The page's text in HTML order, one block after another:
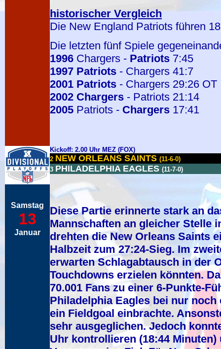
historischer Vergleich
Die New England Patriots führen
Die letzten fünf Spiele
1996 Chargers - Patriots 7:45
1997 Patriots - Chargers 41:7
2001 Patriots - Chargers 29:26 OT
2002 Chargers - Patriots 21:14
2005 Patriots - Chargers 17:41
Samstag
13
Januar
Kickoff: 2.00 Uhr MEZ (FOX)
2 NEW ORLEANS SAINTS (11-6-0)
3 PHILADELPHIA EAGLES (11-7-0)
Diese Partie erinnerte stark an
Mannschaften an gleicher Stelle
drehten die New Orleans Saints
Halbzeit zum 27:24-Sieg. Im
erwarten Schlagabtausch in der
Touchdowns erzielen könnten.
70.001 Fans zu einer 6-Punkte-
Philadelphia Eagles bei nur
ein Fieldgoal einbrachte.
sehr ausgeglichen. Jedoch
Uhr kontrollieren (18:44